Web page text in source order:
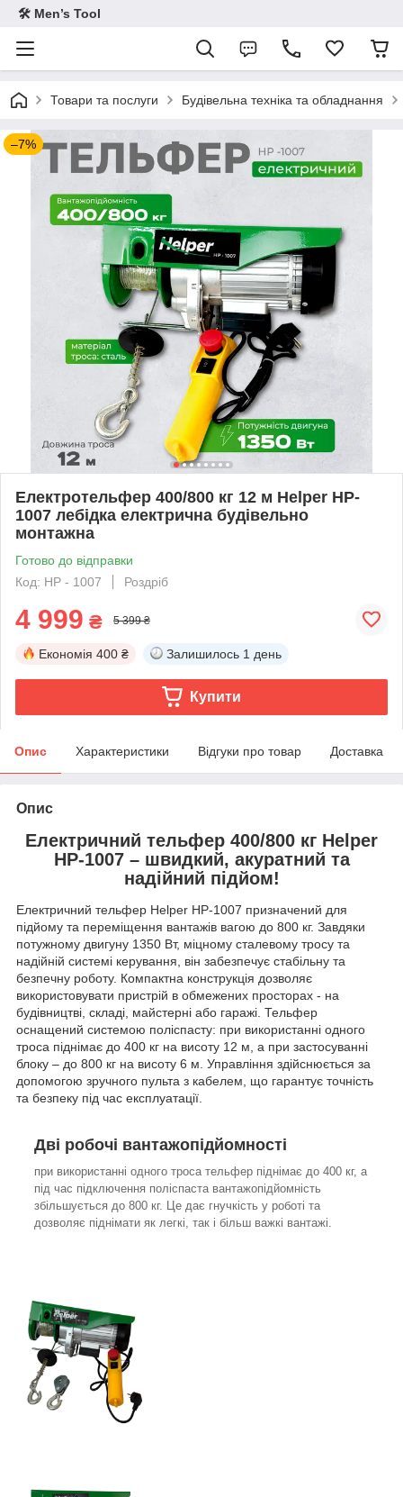
🛠 Men’s Tool
Товари та послуги Будівельна техніка та обладнання
–7%
Електротельфер 400/800 кг 12 м Helper HP-
1007 лебідка електрична будівельно
монтажна
Готово до відправки
Код: HP - 1007
Роздріб
4 999 ₴ 5 399 ₴
Економія 400 ₴ Залишилось 1 день
Купити
Опис Характеристики Відгуки про товар Доставка
Опис
Електричний тельфер 400/800 кг Helper
HP-1007 – швидкий, акуратний та
надійний підйом!
Електричний тельфер Helper HP-1007 призначений для
підйому та переміщення вантажів вагою до 800 кг. Завдяки
потужному двигуну 1350 Вт, міцному сталевому тросу та
надійній системі керування, він забезпечує стабільну та
безпечну роботу. Компактна конструкція дозволяє
використовувати пристрій в обмежених просторах - на
будівництві, складі, майстерні або гаражі. Тельфер
оснащений системою поліспасту: при використанні одного
троса піднімає до 400 кг на висоту 12 м, а при застосуванні
блоку – до 800 кг на висоту 6 м. Управління здійснюється за
допомогою зручного пульта з кабелем, що гарантує точність
та безпеку під час експлуатації.
Дві робочі вантажопідйомності
при використанні одного троса тельфер піднімає до 400 кг, а
під час підключення поліспаста вантажопідйомність
збільшується до 800 кг. Це дає гнучкість у роботі та
дозволяє піднімати як легкі, так і більш важкі вантажі.